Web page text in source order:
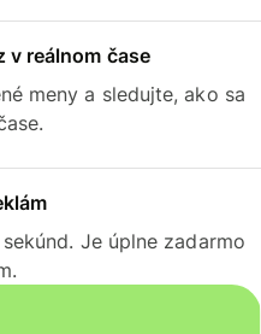
v reálnom čase
meny a sledujte, ako sa
Je úplne zadarmo